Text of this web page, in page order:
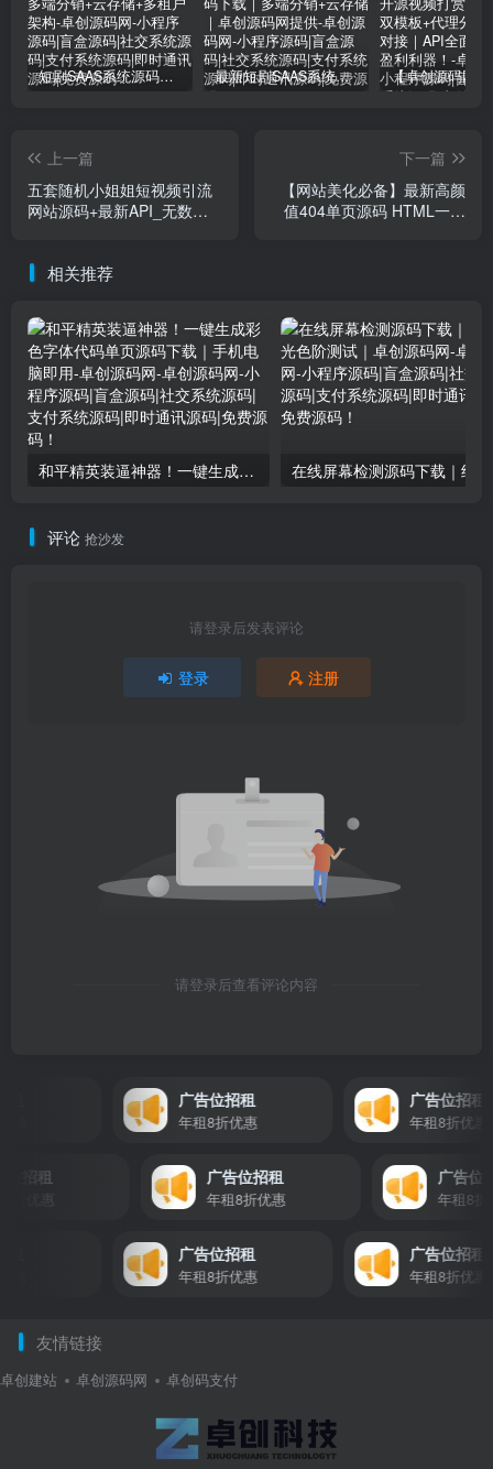
短剧SAAS系统源码｜多端分销+云存储+多租户架构 最新短剧SAAS系统源码下载｜多端分销+云存储｜卓创源码网提供
上一篇
五套随机小姐姐短视频引流
网站源码+最新API_无数据
下一篇
【网站美化必备】最新高颜
值404单页源码 HTML一键
相关推荐
和平精英装逼神器！一键生成彩色字体代码单页源码下载｜手机电脑即用-卓创源码网
评论 抢沙发
请登录后发表评论
登录 注册
请登录后查看评论内容
广告位招租
年租8折优惠
广告位招租
年租8折优惠
告位招租 广告位招租
年租8折优惠
广告
年租
广告位招租
年租8折优惠
广告位招租
年租8折优惠
友情链接
卓创建站 卓创源码网 卓创码支付